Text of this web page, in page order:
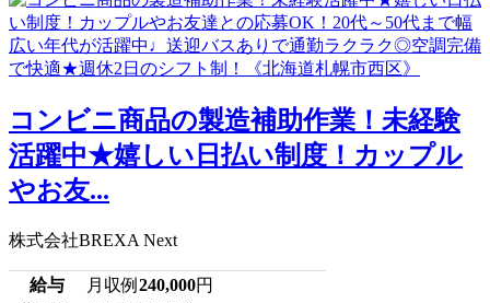
コンビニ商品の製造補助作業！未経験
活躍中★嬉しい日払い制度！カップル
やお友...
株式会社BREXA Next
給与 月収例 240,000円